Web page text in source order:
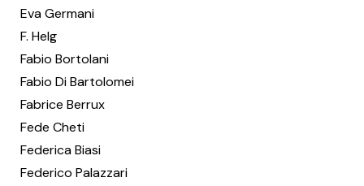
Eva Germani
F. Helg
Fabio Bortolani
Fabio Di Bartolomei
Fabrice Berrux
Fede Cheti
Federica Biasi
Federico Palazzari